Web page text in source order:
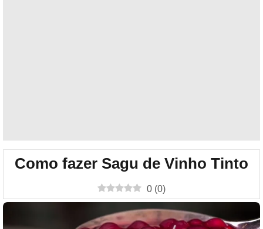
Como fazer Sagu de Vinho Tinto
0 (0)